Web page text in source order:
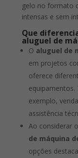
gelo no formato
intensas e sem
Que
aluguel de
O aluguel de
em projetos
oferece
exemplo,
assistência
Ao considerar
de máquina
opções